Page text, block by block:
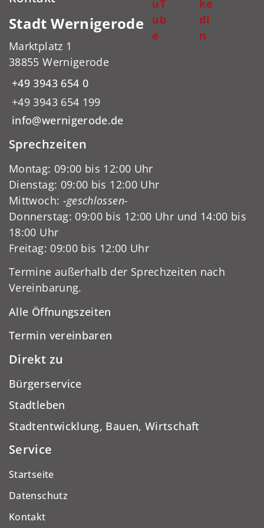
uT
ub
e
ke
dI
n
Stadt Wernigerode
Marktplatz 1
38855 Wernigerode
+49 3943 654 0
+49 3943 654 199
info@wernigerode.de
Sprechzeiten
Montag: 09:00 bis 12:00 Uhr
Dienstag: 09:00 bis 12:00 Uhr
Mittwoch: -geschlossen-
Donnerstag: 09:00 bis 12:00 Uhr und 14:00 bis
18:00 Uhr
Freitag: 09:00 bis 12:00 Uhr
Termine außerhalb der Sprechzeiten nach
Vereinbarung.
Alle Öffnungszeiten
Termin vereinbaren
Direkt zu
Bürgerservice
Stadtleben
Stadtentwicklung, Bauen, Wirtschaft
Service
Startseite
Datenschutz
Kontakt